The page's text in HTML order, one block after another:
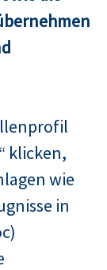
klicken,
wie
in